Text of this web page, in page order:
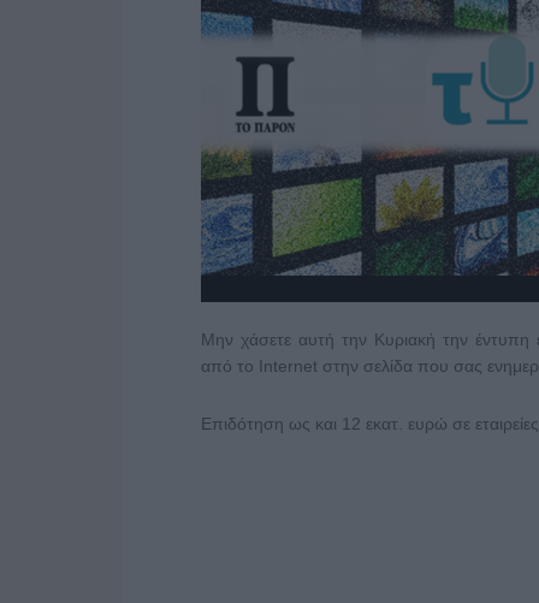
Μην χάσετε αυτή την Κυριακή την
από το Internet στην σελίδα που σας
Επιδότηση ως και 12 εκατ. ευρώ σε